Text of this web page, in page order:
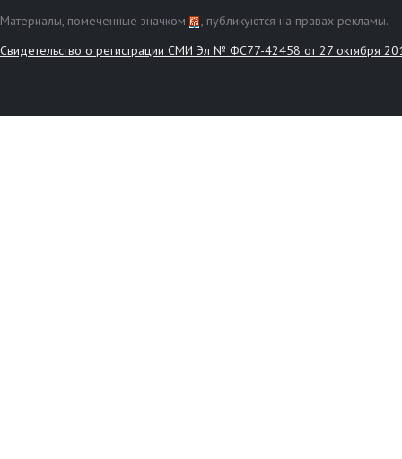
Материалы, помеченные значком
, публикуются на правах рекламы.
Свидетельство о регистрации СМИ Эл № ФС77-42458 от 27 октября